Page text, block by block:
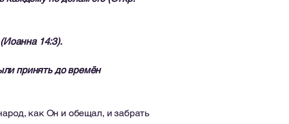
14:3).
принять до времён
как Он и обещал, и забрать